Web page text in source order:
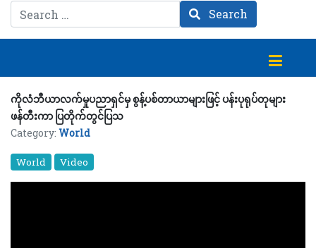
Search Search
ကိုလံဘီယာလက်မှုပညာရှင်မှ စွန့်ပစ်တာယာများဖြင့် ပန်းပုရုပ်တုများ
ဖန်တီးကာ ပြတိုက်တွင်ပြသ
Category: World
World Video